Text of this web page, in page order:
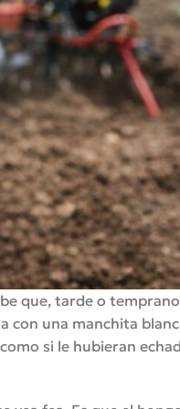
que, tarde o
con una manchita
si le hubieran